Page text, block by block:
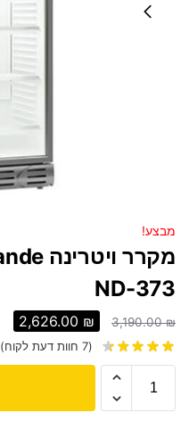
מבצע!
ND-373
3,190.00₪
2,626.00 ₪
(
7 חוות דעת לקוח)